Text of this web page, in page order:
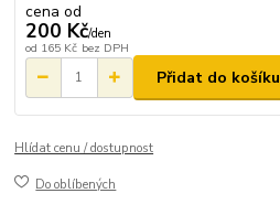
cena od
200 Kč/den
od 165 Kč bez DPH
Přidat do košíku
Hlídat cenu / dostupnost
Do oblíbených